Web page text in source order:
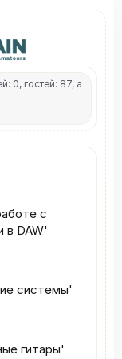
0, гостей: 87, а
с
в DAW'
системы'
гитары'